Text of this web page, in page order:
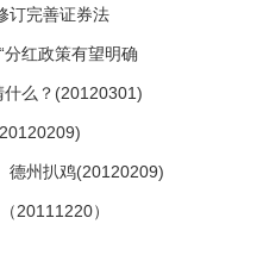
订完善证券法
分红政策有望明确
什么？(20120301)
德州扒鸡(20120209)
20111220）